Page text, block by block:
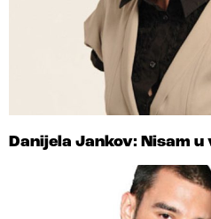
Danijela Jankov: Nisam u